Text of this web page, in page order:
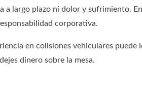
a largo plazo ni dolor y sufrimiento.
corporativa.
en colisiones vehiculares
dinero sobre la mesa.